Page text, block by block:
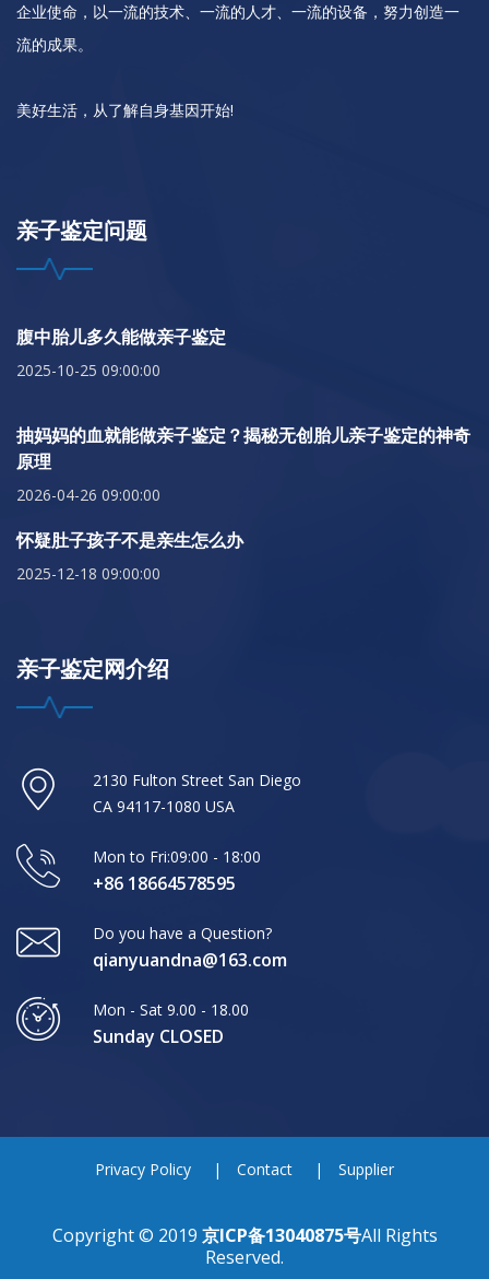
企业使命，以一流的技术、一流的人才、一流的设备，努力创造一
流的成果。
美好生活，从了解自身基因开始!
亲子鉴定问题
腹中胎儿多久能做亲子鉴定
2025-10-25 09:00:00
抽妈妈的血就能做亲子鉴定？揭秘无创胎儿亲子鉴定的神奇
原理
2026-04-26 09:00:00
怀疑肚子孩子不是亲生怎么办
2025-12-18 09:00:00
亲子鉴定网介绍
2130 Fulton Street San Diego
CA 94117-1080 USA
Mon to Fri:09:00 - 18:00
+86 18664578595
Do you have a Question?
qianyuandna@163.com
Mon - Sat 9.00 - 18.00
Sunday CLOSED
Privacy Policy Contact Supplier
Copyright © 2019 京ICP备13040875号All Rights
Reserved.